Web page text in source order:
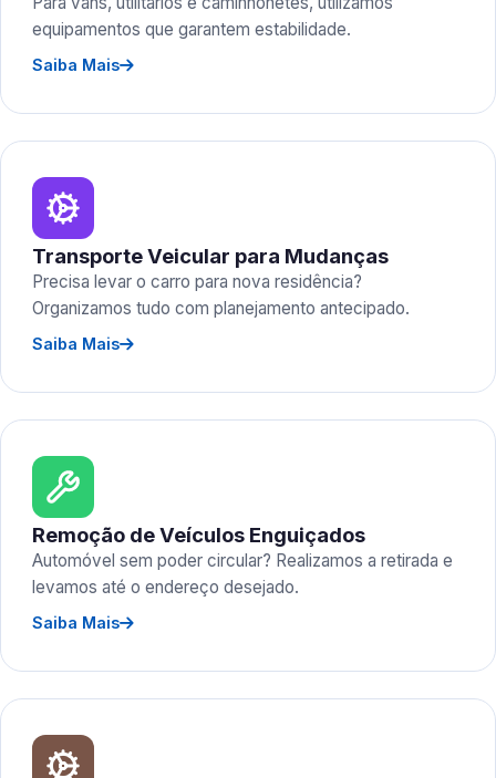
equipamentos que garantem estabilidade.
Saiba Mais
Transporte Veicular para Mudanças
Precisa levar o carro para nova residência?
Organizamos tudo com planejamento antecipado.
Saiba Mais
Remoção de Veículos Enguiçados
Automóvel sem poder circular? Realizamos a retirada e
levamos até o endereço desejado.
Saiba Mais